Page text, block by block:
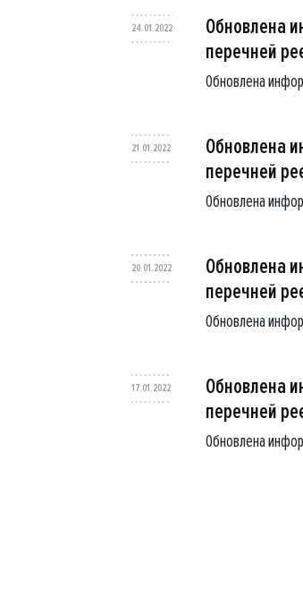
24.01.2022
Обновлена
перечней
Обновлена
21.01.2022
Обновлена
перечней
Обновлена
20.01.2022
Обновлена
перечней
Обновлена
17.01.2022
Обновлена
перечней
Обновлена